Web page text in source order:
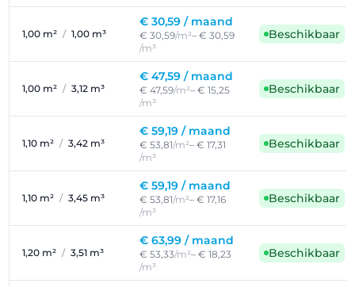
1,00 m² / 1,00 m³
€ 30,59 / maand
€ 30,59/m²– € 30,59
/m³
Beschikbaar
1,00 m² / 3,12 m³
€ 47,59 / maand
€ 47,59/m²– € 15,25
/m³
Beschikbaar
1,10 m² / 3,42 m³
€ 59,19 / maand
€ 53,81/m²– € 17,31
/m³
Beschikbaar
1,10 m² / 3,45 m³
€ 59,19 / maand
€ 53,81/m²– € 17,16
/m³
Beschikbaar
1,20 m² / 3,51 m³
€ 63,99 / maand
€ 53,33/m²– € 18,23
/m³
Beschikbaar